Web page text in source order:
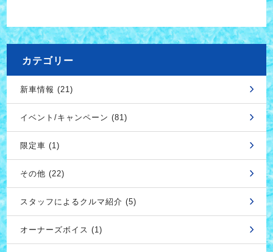
カテゴリー
新車情報 (21)
イベント/キャンペーン (81)
限定車 (1)
その他 (22)
スタッフによるクルマ紹介 (5)
オーナーズボイス (1)